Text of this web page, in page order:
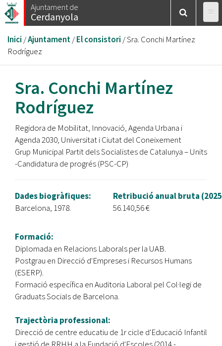
Vés
al
Ajuntament de
Cerdanyola
Esteu
aquí
Inici /Ajuntament/El consistori /Sra. Conchi Martínez
Rodríguez
Sra. Conchi Martínez
Rodríguez
Regidora de Mobilitat, Innovació, Agenda Urbana i
Agenda 2030, Universitat i Ciutat del Coneixement
Grup Municipal Partit dels Socialistes de Catalunya – Units
-Candidatura de progrés (PSC-CP)
Dades biogràfiques:
Retribució anual bruta
Barcelona, 1978.
56.140,56 €
Formació:
Diplomada en Relacions Laborals per la UAB.
Postgrau en Direcció d'Empreses i Recursos Humans
(ESERP).
Formació específica en Auditoria Laboral pel Col·legi de
Graduats Socials de Barcelona.
Trajectòria professional:
Direcció de centre educatiu de 1r cicle d'Educació Infantil